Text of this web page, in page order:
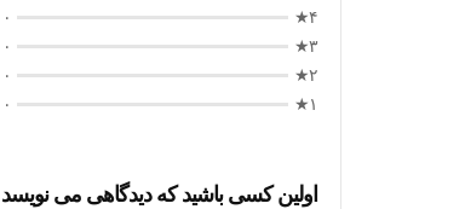
۴★
۰
۳★
۰
۲★
۰
۱★
۰
اولین کسی باشید که دیدگاهی می نویسد